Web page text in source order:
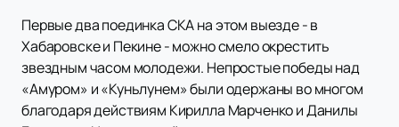
Первые два поединка СКА на этом выезде - в
Хабаровске и Пекине - можно смело окрестить
звездным часом молодежи. Непростые победы над
«Амуром» и «Куньлунем» были одержаны во многом
благодаря действиям Кирилла Марченко и Данилы